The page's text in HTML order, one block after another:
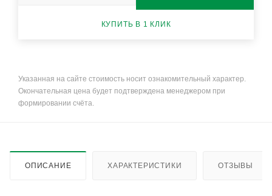
КУПИТЬ В 1 КЛИК
Указанная на сайте стоимость носит ознакомительный характер.
Окончательная цена будет подтверждена менеджером при
формировании счёта.
ОПИСАНИЕ ХАРАКТЕРИСТИКИ ОТЗЫВЫ